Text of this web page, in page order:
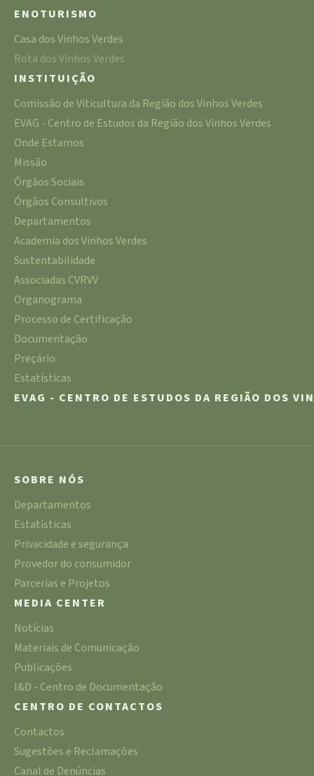
ENOTURISMO
Casa dos Vinhos Verdes
Rota dos Vinhos Verdes
INSTITUIÇÃO
Comissão de Viticultura da Região dos Vinhos Verdes
EVAG - Centro de Estudos da Região dos Vinhos Verdes
Onde Estamos
Missão
Órgãos Sociais
Órgãos Consultivos
Departamentos
Academia dos Vinhos Verdes
Sustentabilidade
Associadas CVRVV
Organograma
Processo de Certificação
Documentação
Preçário
Estatísticas
EVAG - CENTRO DE ESTUDOS DA REGIÃO DOS
SOBRE NÓS
Departamentos
Estatísticas
Privacidade e segurança
Provedor do consumidor
Parcerias e Projetos
MEDIA CENTER
Notícias
Materiais de Comunicação
Publicações
I&D - Centro de Documentação
CENTRO DE CONTACTOS
Contactos
Sugestões e Reclamações
Canal de Denúncias